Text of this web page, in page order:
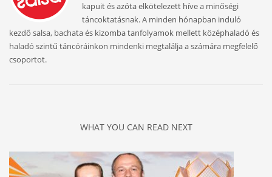
kapuit és azóta elkötelezett híve a minőségi
táncoktatásnak. A minden hónapban induló
kezdő salsa, bachata és kizomba tanfolyamok mellett középhaladó és
haladó szintű táncóráinkon mindenki megtalálja a számára megfelelő
csoportot.
WHAT YOU CAN READ NEXT